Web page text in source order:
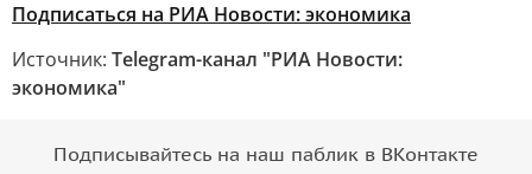
Подписаться на РИА Новости: экономика
Источник: Telegram-канал "РИА Новости:
экономика"
Подписывайтесь на наш паблик в ВКонтакте